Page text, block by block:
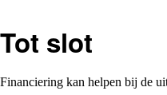
Tot slot
Financiering kan helpen bij de